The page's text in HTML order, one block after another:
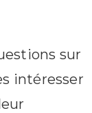
sur
intéresser